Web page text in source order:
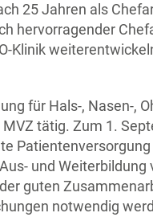
25 Jahren als
hervorragender
für Hals-, Nasen-,
tätig. Zum 1.
und
guten
notwendig